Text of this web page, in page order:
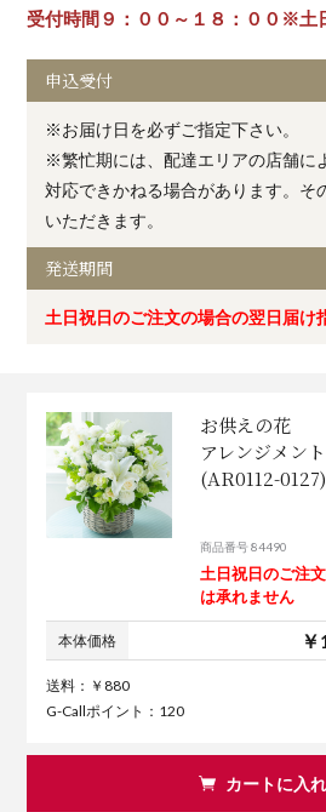
受付時間９：００～１８：００※土
申込受付
※お届け日を必ずご指定下さい。
※繁忙期には、配達エリアの店舗に
対応できかねる場合があります。そ
いただきます。
発送期間
土日祝日のご注文の場合の翌日届け
お供えの花
アレンジメン
(AR0112-0127)
商品番号 84490
土日祝日のご注
は承れません
本体価格
送料：￥880
G-Callポイント：120
カートに入